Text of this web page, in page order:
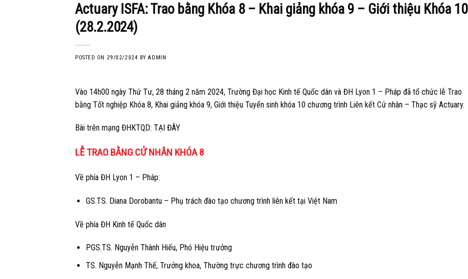
Actuary ISFA: Trao bằng Khóa 8 – Khai giảng khóa 9 – Giới thiệu Khóa 10
(28.2.2024)
POSTED ON 29/02/2024 BYADMIN
Vào 14h00 ngày Thứ Tư, 28 tháng 2 năm 2024, Trường Đại học Kinh tế Quốc dân và ĐH Lyon 1 – Pháp đã tổ chức lễ Trao
bằng Tốt nghiệp Khóa 8, Khai giảng khóa 9, Giới thiệu Tuyển sinh khóa 10 chương trình Liên kết Cử nhân – Thạc sỹ Actuary.
Bài trên mạng ĐHKTQD: TẠI ĐÂY
LỄ TRAO BẰNG CỬ NHÂN KHÓA 8
Về phía ĐH Lyon 1 – Pháp:
GS.TS. Diana Dorobantu – Phụ trách đào tạo chương trình liên kết tại Việt Nam
Về phía ĐH Kinh tế Quốc dân
PGS.TS. Nguyễn Thành Hiếu, Phó Hiệu trưởng
TS. Nguyễn Mạnh Thế, Trưởng khoa, Thường trực chương trình đào tạo